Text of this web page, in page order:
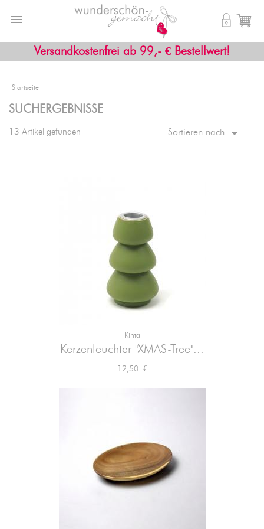
Versandkostenfrei ab 99,- € Bestellwert!
 shopping_cart

Startseite
SUCHERGEBNISSE
13 Artikel gefunden Sortieren nach 
Kinta
Kerzenleuchter "XMAS-Tree"...
Preis
12,50 €